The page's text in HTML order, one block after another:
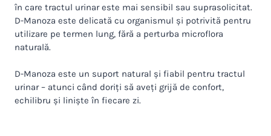
în care tractul urinar este mai sensibil sau suprasolicitat.
D-Manoza este delicată cu organismul și potrivită pentru
utilizare pe termen lung, fără a perturba microflora
naturală.
D-Manoza este un suport natural și fiabil pentru tractul
urinar – atunci când doriți să aveți grijă de confort,
echilibru și liniște în fiecare zi.